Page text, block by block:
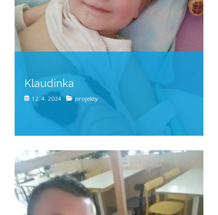
Klaudinka
12. 4. 2024 projekty